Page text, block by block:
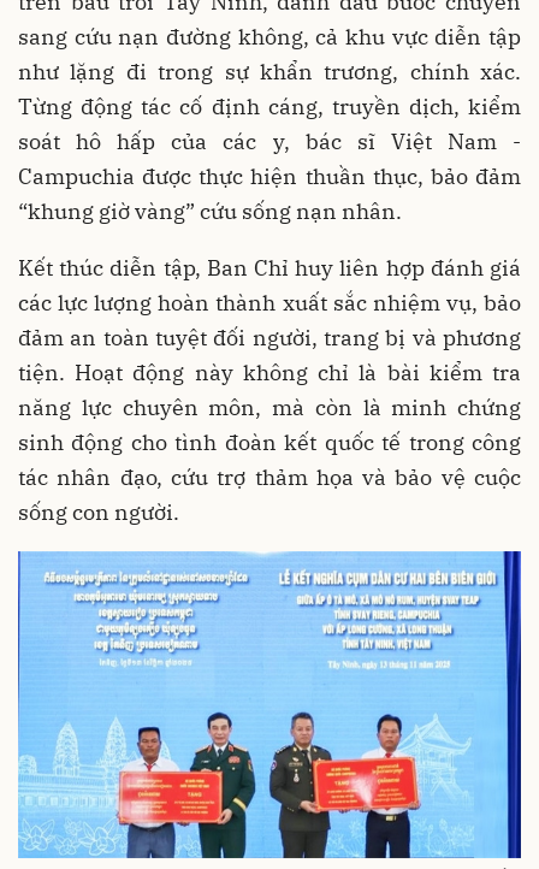
sang cứu nạn đường không, cả khu vực diễn tập
như lặng đi trong sự khẩn trương, chính xác.
Từng động tác cố định cáng, truyền dịch, kiểm
soát hô hấp của các y, bác sĩ Việt Nam -
Campuchia được thực hiện thuần thục, bảo đảm
“khung giờ vàng” cứu sống nạn nhân.
Kết thúc diễn tập, Ban Chỉ huy liên hợp đánh giá
các lực lượng hoàn thành xuất sắc nhiệm vụ, bảo
đảm an toàn tuyệt đối người, trang bị và phương
tiện. Hoạt động này không chỉ là bài kiểm tra
năng lực chuyên môn, mà còn là minh chứng
sinh động cho tình đoàn kết quốc tế trong công
tác nhân đạo, cứu trợ thảm họa và bảo vệ cuộc
sống con người.